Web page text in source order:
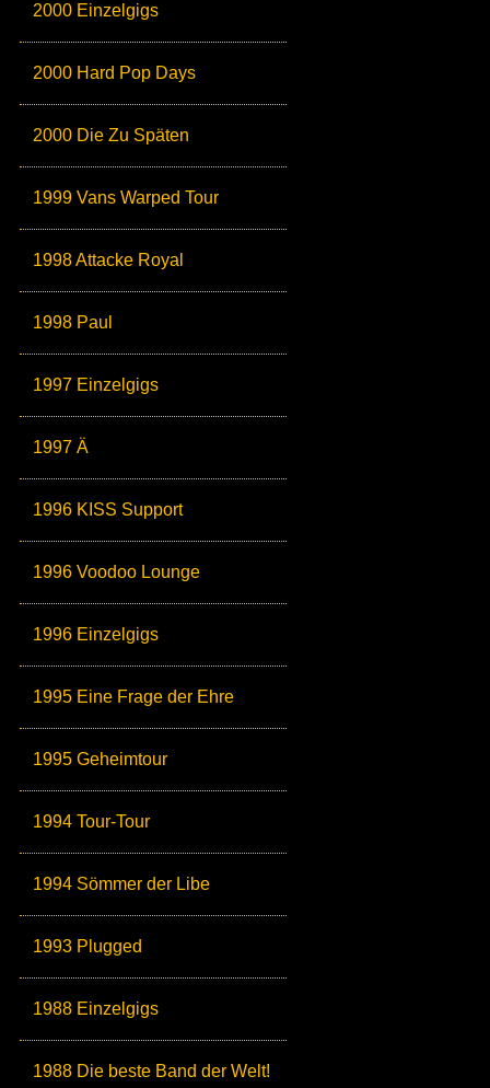
2000 Einzelgigs
2000 Hard Pop Days
2000 Die Zu Späten
1999 Vans Warped Tour
1998 Attacke Royal
1998 Paul
1997 Einzelgigs
1997 Ä
1996 KISS Support
1996 Voodoo Lounge
1996 Einzelgigs
1995 Eine Frage der Ehre
1995 Geheimtour
1994 Tour-Tour
1994 Sömmer der Libe
1993 Plugged
1988 Einzelgigs
1988 Die beste Band der Welt!